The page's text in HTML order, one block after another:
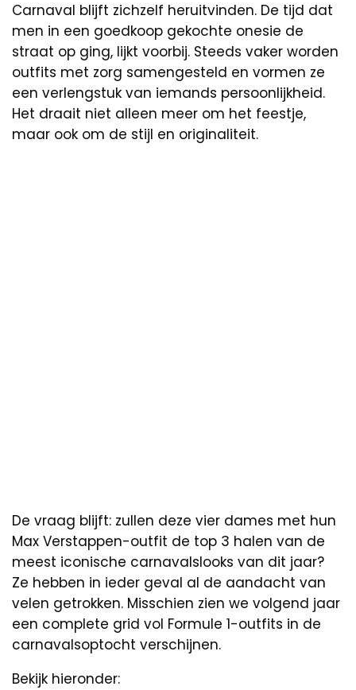
Carnaval blijft zichzelf heruitvinden. De tijd dat
men in een goedkoop gekochte onesie de
straat op ging, lijkt voorbij. Steeds vaker worden
outfits met zorg samengesteld en vormen ze
een verlengstuk van iemands persoonlijkheid.
Het draait niet alleen meer om het feestje,
maar ook om de stijl en originaliteit.
De vraag blijft: zullen deze vier dames met hun
Max Verstappen-outfit de top 3 halen van de
meest iconische carnavalslooks van dit jaar?
Ze hebben in ieder geval al de aandacht van
velen getrokken. Misschien zien we volgend jaar
een complete grid vol Formule 1-outfits in de
carnavalsoptocht verschijnen.
Bekijk hieronder: